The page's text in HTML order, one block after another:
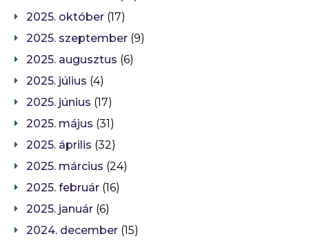
2025. október (17)
2025. szeptember (9)
2025. augusztus (6)
2025. július (4)
2025. június (17)
2025. május (31)
2025. április (32)
2025. március (24)
2025. február (16)
2025. január (6)
2024. december (15)